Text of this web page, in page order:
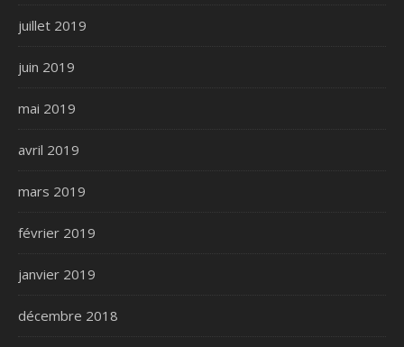
juillet 2019
juin 2019
mai 2019
avril 2019
mars 2019
février 2019
janvier 2019
décembre 2018